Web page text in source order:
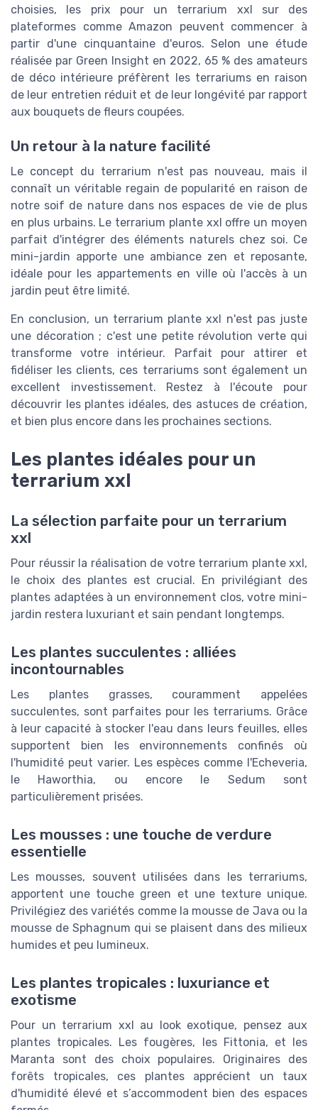
choisies, les prix pour un terrarium xxl sur des
plateformes comme Amazon peuvent commencer à
partir d'une cinquantaine d'euros. Selon une étude
réalisée par Green Insight en 2022, 65 % des amateurs
de déco intérieure préfèrent les terrariums en raison
de leur entretien réduit et de leur longévité par rapport
aux bouquets de fleurs coupées.
Un retour à la nature facilité
Le concept du terrarium n'est pas nouveau, mais il
connaît un véritable regain de popularité en raison de
notre soif de nature dans nos espaces de vie de plus
en plus urbains. Le terrarium plante xxl offre un moyen
parfait d'intégrer des éléments naturels chez soi. Ce
mini-jardin apporte une ambiance zen et reposante,
idéale pour les appartements en ville où l'accès à un
jardin peut être limité.
En conclusion, un terrarium plante xxl n'est pas juste
une décoration ; c'est une petite révolution verte qui
transforme votre intérieur. Parfait pour attirer et
fidéliser les clients, ces terrariums sont également un
excellent investissement. Restez à l'écoute pour
découvrir les plantes idéales, des astuces de création,
et bien plus encore dans les prochaines sections.
Les plantes idéales pour un
terrarium xxl
La sélection parfaite pour un terrarium
xxl
Pour réussir la réalisation de votre terrarium plante xxl,
le choix des plantes est crucial. En privilégiant des
plantes adaptées à un environnement clos, votre mini-
jardin restera luxuriant et sain pendant longtemps.
Les plantes succulentes : alliées
incontournables
Les plantes grasses, couramment appelées
succulentes, sont parfaites pour les terrariums. Grâce
à leur capacité à stocker l'eau dans leurs feuilles, elles
supportent bien les environnements confinés où
l'humidité peut varier. Les espèces comme l'Echeveria,
le Haworthia, ou encore le Sedum sont
particulièrement prisées.
Les mousses : une touche de verdure
essentielle
Les mousses, souvent utilisées dans les terrariums,
apportent une touche green et une texture unique.
Privilégiez des variétés comme la mousse de Java ou la
mousse de Sphagnum qui se plaisent dans des milieux
humides et peu lumineux.
Les plantes tropicales : luxuriance et
exotisme
Pour un terrarium xxl au look exotique, pensez aux
plantes tropicales. Les fougères, les Fittonia, et les
Maranta sont des choix populaires. Originaires des
forêts tropicales, ces plantes apprécient un taux
d'humidité élevé et s’accommodent bien des espaces